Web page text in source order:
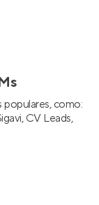
populares, como:
CV Leads,